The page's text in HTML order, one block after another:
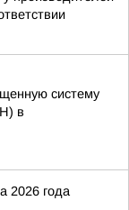
систему
в
2026 года